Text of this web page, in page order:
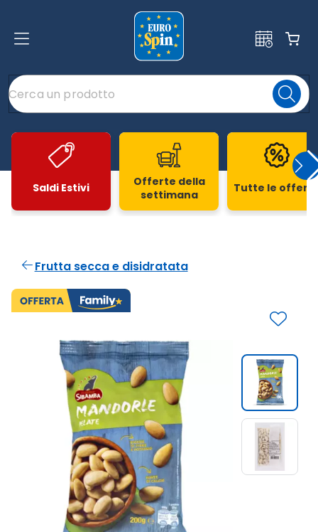
Saldi Estivi
Offerte della
settimana
Tutte le
Frutta secca e disidratata